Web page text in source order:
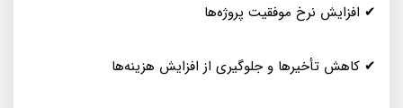
✔ افزایش نرخ موفقیت پروژه‌ها
✔ کاهش تأخیرها و جلوگیری از افزایش هزینه‌ها